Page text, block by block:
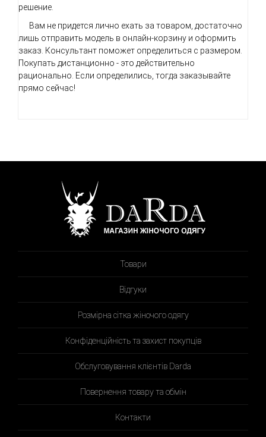
решение.
Вам не придется лично ехать за товаром, достаточно
лишь отправить модель в онлайн-корзину и оформить
заказ. Консультант поможет определиться с размером.
Покупать дистанционно - это действительно
рационально. Если определились, тогда заказывайте
прямо сейчас!
Товари
Відгуки
Розмірна сітка жіночого одягу
Конфіденційність та захист покупців
Обслуговування клієнтів Darda
Повернення товару та обмін
Контакти